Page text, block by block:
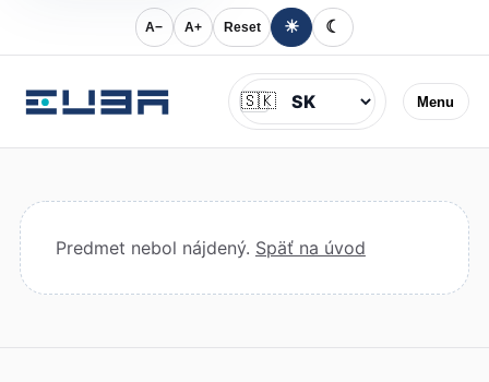
A− A+ Reset ☀ ☾
Menu
Jazyk
🇸🇰
Predmet nebol nájdený. Späť na úvod